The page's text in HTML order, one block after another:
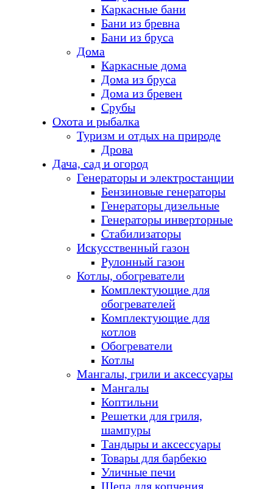
Каркасные бани
Бани из бревна
Бани из бруса
Дома
Каркасные дома
Дома из бруса
Дома из бревен
Срубы
Охота и рыбалка
Туризм и отдых на природе
Дрова
Дача, сад и огород
Генераторы и электростанции
Бензиновые генераторы
Генераторы дизельные
Генераторы инверторные
Стабилизаторы
Искусственный газон
Рулонный газон
Котлы, обогреватели
Комплектующие для
обогревателей
Комплектующие для
котлов
Обогреватели
Котлы
Мангалы, грили и аксессуары
Мангалы
Коптильни
Решетки для гриля,
шампуры
Тандыры и аксессуары
Товары для барбекю
Уличные печи
Щепа для копчения